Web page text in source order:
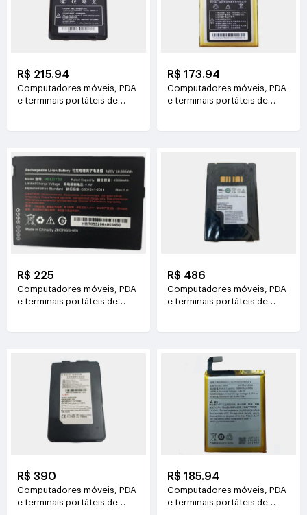
R$ 215.94
Computadores móveis, PDA
e terminais portáteis de
R$ 173.94
Computadores móveis, PDA
e terminais portáteis de
R$ 225
Computadores móveis, PDA
e terminais portáteis de
R$ 486
Computadores móveis, PDA
e terminais portáteis de
R$ 390
Computadores móveis, PDA
e terminais portáteis de
R$ 185.94
Computadores móveis, PDA
e terminais portáteis de